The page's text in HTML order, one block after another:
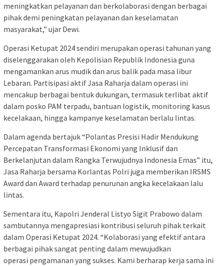
meningkatkan pelayanan dan berkolaborasi dengan berbagai
pihak demi peningkatan pelayanan dan keselamatan
masyarakat,” ujar Dewi.
Operasi Ketupat 2024 sendiri merupakan operasi tahunan yang
diselenggarakan oleh Kepolisian Republik Indonesia guna
mengamankan arus mudik dan arus balik pada masa libur
Lebaran. Partisipasi aktif Jasa Raharja dalam operasi ini
mencakup berbagai bentuk dukungan, termasuk terlibat aktif
dalam posko PAM terpadu, bantuan logistik, monitoring kasus
kecelakaan, hingga kampanye keselamatan berlalu lintas.
Dalam agenda bertajuk “Polantas Presisi Hadir Mendukung
Percepatan Transformasi Ekonomi yang Inklusif dan
Berkelanjutan dalam Rangka Terwujudnya Indonesia Emas” itu,
Jasa Raharja bersama Korlantas Polri juga memberikan IRSMS
Award dan Award terhadap penurunan angka kecelakaan lalu
lintas.
Sementara itu, Kapolri Jenderal Listyo Sigit Prabowo dalam
sambutannya mengapresiasi kontribusi seluruh pihak terkait
dalam Operasi Ketupat 2024. “Kolaborasi yang efektif antara
berbagai pihak sangat penting dalam mewujudkan
operasi pengamanan yang sukses. Kami berharap kerja sama ini